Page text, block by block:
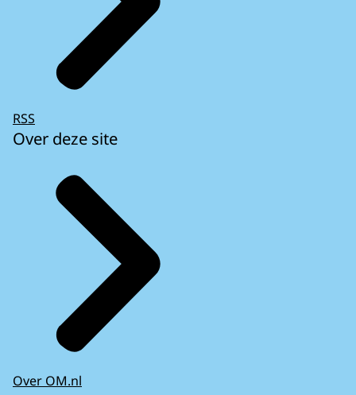
RSS
Over deze site
Over OM.nl